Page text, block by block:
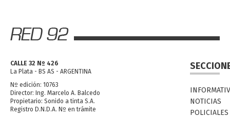
CALLE 32 Nº 426
La Plata - BS AS - ARGENTINA
Nº edición: 10763
Director: Ing. Marcelo A. Balcedo
Propietario: Sonido a tinta S.A.
Registro D.N.D.A. Nº en trámite
NOTICIAS
POLICIALES